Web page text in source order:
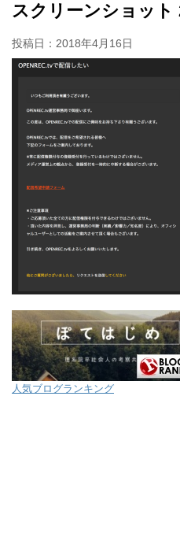
スクリーンショット
投稿日： 2018年4月16日
人気ブログランキング